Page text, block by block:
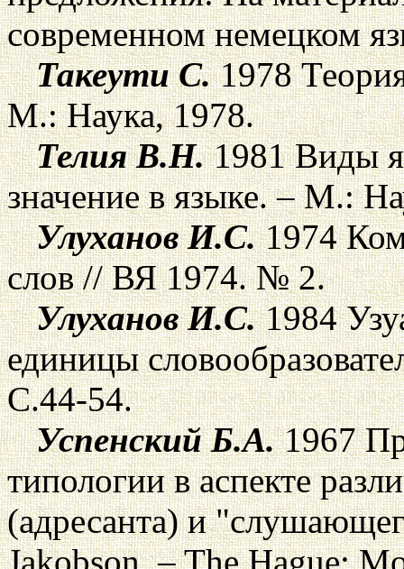
современном немецком
Такеути С.1978
М.: Наука, 1978.
Телия В.Н.1981 Виды
значение в языке. – М.:
Улуханов И.С.1974
слов // ВЯ 1974. № 2.
Улуханов И.С.1984
единицы
С.44-54.
Успенский Б.А.1967
типологии в аспекте
(адресанта) и